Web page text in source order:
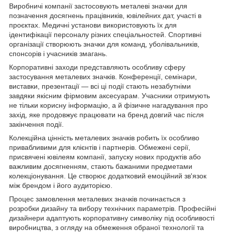
Виробничі компанії застосовують металеві значки для
позначення досягнень працівників, ювілейних дат, участі в
проєктах. Медичні установи використовують їх для
ідентифікації персоналу різних спеціальностей. Спортивні
організації створюють значки для команд, уболівальників,
спонсорів і учасників змагань.
Корпоративні заходи представляють особливу сферу
застосування металевих значків. Конференції, семінари,
виставки, презентації — всі ці події стають незабутніми
завдяки якісним фірмовим аксесуарам. Учасники отримують
не тільки корисну інформацію, а й фізичне нагадування про
захід, яке продовжує працювати на бренд довгий час після
закінчення події.
Колекційна цінність металевих значків робить їх особливо
привабливими для клієнтів і партнерів. Обмежені серії,
присвячені ювілеям компанії, запуску нових продуктів або
важливим досягненням, стають бажаними предметами
колекціонування. Це створює додатковий емоційний зв'язок
між брендом і його аудиторією.
Процес замовлення металевих значків починається з
розробки дизайну та вибору технічних параметрів. Професійні
дизайнери адаптують корпоративну символіку під особливості
виробництва, з огляду на обмеження обраної технології та